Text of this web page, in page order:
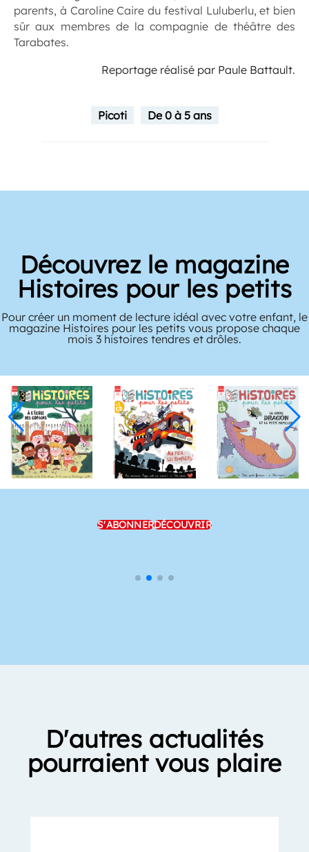
parents, à Caroline Caire du festival Luluberlu, et bien
sûr aux membres de la compagnie de théâtre des
Tarabates.
Reportage réalisé par Paule Battault.
Picoti De 0 à 5 ans
Découvrez le magazine
Histoires pour les petits
Pour créer un moment de lecture idéal avec votre enfant, le
magazine Histoires pour les petits vous propose chaque
mois 3 histoires tendres et drôles.
S'ABONNERDÉCOUVRIR
D'autres actualités
pourraient vous plaire